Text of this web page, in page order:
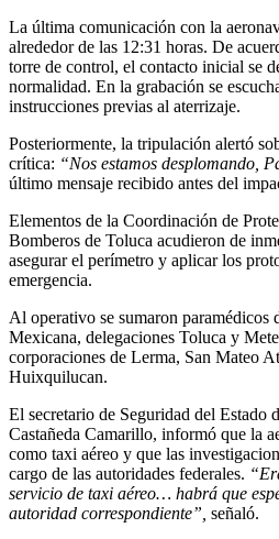
La última comunicación con la
alrededor de las 12:31 horas. De
torre de control, el contacto inicial se
normalidad. En la grabación se
instrucciones previas al aterrizaje.
Posteriormente, la tripulación alertó
crítica: “Nos estamos desplomando,
último mensaje recibido antes del
Elementos de la Coordinación de
Bomberos de Toluca acudieron de
asegurar el perímetro y aplicar los
emergencia.
Al operativo se sumaron paramédicos
Mexicana, delegaciones Toluca y
corporaciones de Lerma, San Mateo
Huixquilucan.
El secretario de Seguridad del Estado
Castañeda Camarillo, informó que la
como taxi aéreo y que las
cargo de las autoridades federales.
servicio de taxi aéreo… habrá que
autoridad correspondiente”, señaló.